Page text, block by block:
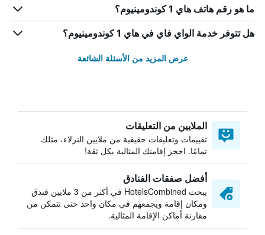
ما هو رقم هاتف هاي 1 كوندومينيوم؟
هل تتوفر خدمة الواي فاي في هاي 1 كوندومينيوم؟
عرض المزيد من الأسئلة الشائعة
الملايين من التعليقات
تقييمات وتعليقات حقيقية من ملايين النزلاء، مثلك
تمامًا. احجز إقامتك المثالية بكل ثقة!
أفضل صفقات الفنادق
يبحث HotelsCombined في أكثر من 3 ملايين فندق
ومكان إقامة ويجمعهم في مكان واحد حتى تتمكن من
مقارنة أماكن الإقامة المثالية.